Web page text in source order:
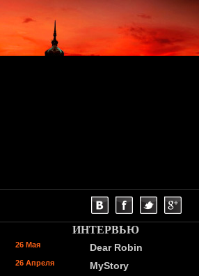
ИНТЕРВЬЮ
26 Мая Dear Robin
26 Апреля MyStory